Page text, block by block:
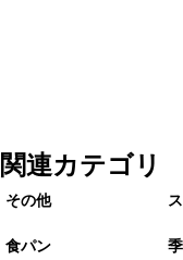
関連カテゴリ
その他
食パン